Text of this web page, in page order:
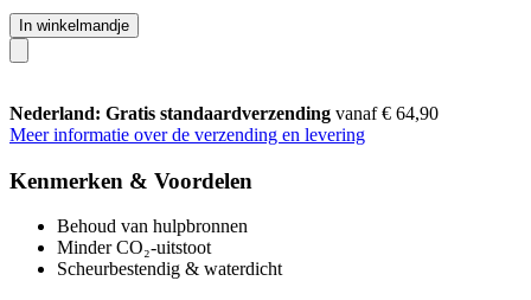
In winkelmandje
Nederland: Gratis standaardverzending vanaf € 64,90
Meer informatie over de verzending en levering
Kenmerken & Voordelen
Behoud van hulpbronnen
Minder CO₂-uitstoot
Scheurbestendig & waterdicht